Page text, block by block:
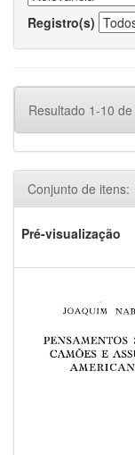
Registro(s)
Resultado 1-10
Conjunto de itens:
Pré-visualização